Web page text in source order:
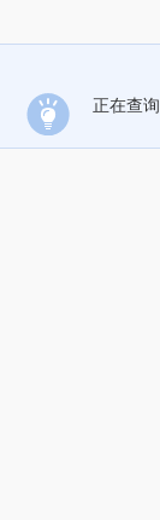
正在查